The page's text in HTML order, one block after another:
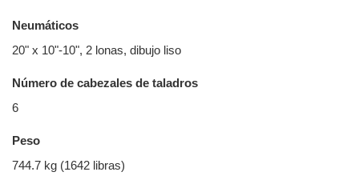
Neumáticos
20" x 10"-10", 2 lonas, dibujo liso
Número de cabezales de taladros
6
Peso
744.7 kg (1642 libras)